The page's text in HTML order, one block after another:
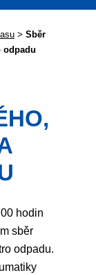
> Sběr
odpadu
hodin
sběr
odpadu.